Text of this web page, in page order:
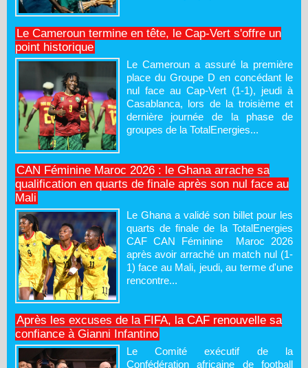
Le Cameroun termine en tête, le Cap-Vert s'offre un
point historique
Le Cameroun a assuré la première
place du Groupe D en concédant le
nul face au Cap-Vert (1-1), jeudi à
Casablanca, lors de la troisième et
dernière journée de la phase de
groupes de la TotalEnergies...
CAN Féminine Maroc 2026 : le Ghana arrache sa
qualification en quarts de finale après son nul face au
Mali
Le Ghana a validé son billet pour les
quarts de finale de la TotalEnergies
CAF CAN Féminine Maroc 2026
après avoir arraché un match nul (1-
1) face au Mali, jeudi, au terme d'une
rencontre...
Après les excuses de la FIFA, la CAF renouvelle sa
confiance à Gianni Infantino
Le Comité exécutif de la
Confédération africaine de football